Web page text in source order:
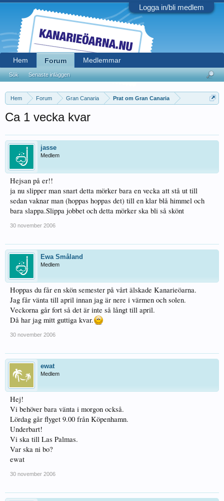
Logga in/bli medlem
Hem Forum Gran Canaria Prat om Gran Canaria
Ca 1 vecka kvar
jasse
Medlem
Hejsan på er!!
ja nu slipper man snart detta mörker bara en vecka att stå ut till
sedan vaknar man (hoppas hoppas det) till en klar blå himmel och
bara slappa.Slippa jobbet och detta mörker ska bli så skönt
30 november 2006
Ewa Småland
Medlem
Hoppas du får en skön semester på vårt älskade Kanarieöarna.
Jag får vänta till april innan jag är nere i värmen och solen.
Veckorna går fort så det är inte så långt till april.
Då har jag mitt guttiga kvar.
30 november 2006
ewat
Medlem
Hej!
Vi behöver bara vänta i morgon också.
Lördag går flyget 9.00 från Köpenhamn.
Underbart!
Vi ska till Las Palmas.
Var ska ni bo?
ewat
30 november 2006
Hem Forum
Sök Senaste inläggen
Medlemmar